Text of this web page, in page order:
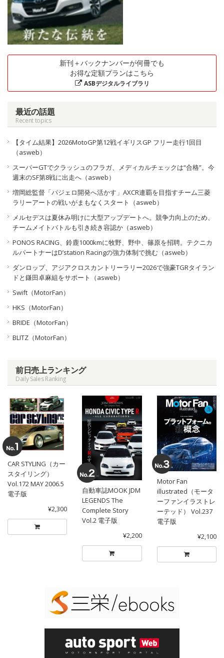
新刊＋バックナンバーが何冊でも
お得な定額プランはこちら
ASBデジタルライブラリ
最近の話題
Recent topics
【タイム結果】2026MotoGP第12戦イギリスGP フリー走行1回目
（asweb）
スーパーGTでクラッシュのフラガ、メディカルチェックは“合格”。今
週末のSF第8戦に出走へ（asweb）
増岡総監督「パジェロ開発へ活かす」AXCR連覇を目指すチーム三菱
ラリーアートの戦いがまもなくスタート（asweb）
メルセデスは夏休み明けに大型アップデートへ。競争力向上のため、
チームメイトバトルも引き続き容認か（asweb）
PONOS RACING、鈴鹿1000kmに牧野、野中、篠原を招聘。テクニカ
ルパートナーはD’station Racingの強力体制で挑む（asweb）
ダンロップ、アジアクロスカントリーラリー2026で強豪TGRタイラン
ドと鎌田卓麻組をサポート（asweb）
Swift（MotorFan）
HKS（MotorFan）
BRIDE（MotorFan）
BLITZ（MotorFan）
前日売上ランキング
Daily Sales Ranking
CAR STYLING（カー
スタイリング）
Vol.172 MAY 2006.5
電子版
¥2,300
自動車誌MOOK JDM
LEGENDS The
Complete Story
Vol.2 電子版
¥2,200
Motor Fan
illustrated（モータ
ーファンイラストレ
ーテッド） Vol.237
電子版
¥2,100